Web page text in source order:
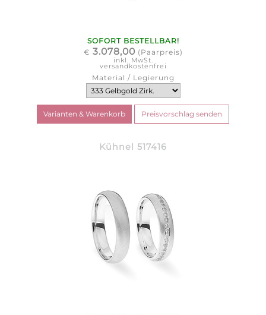
SOFORT BESTELLBAR!
€ 3.078,00 (Paarpreis)
inkl. MwSt.
versandkostenfrei
Material / Legierung
Kühnel 517416